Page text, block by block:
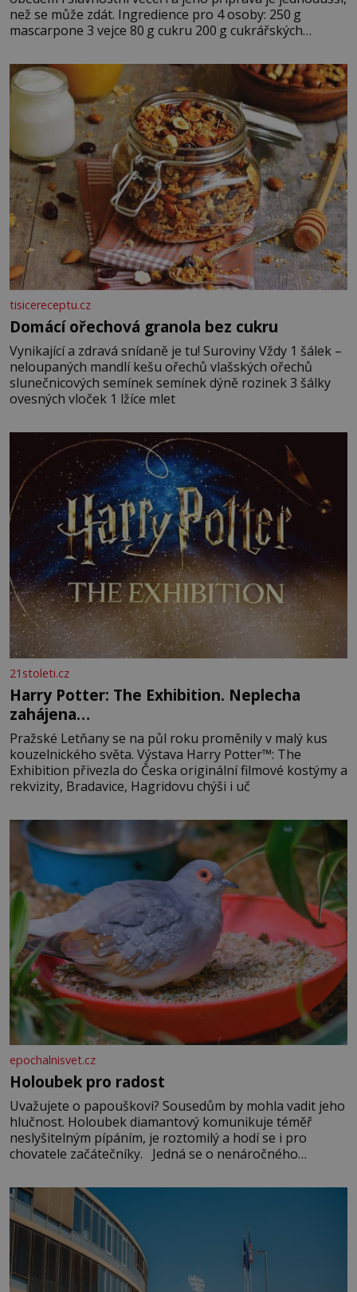
než se může zdát. Ingredience pro 4 osoby: 250 g
mascarpone 3 vejce 80 g cukru 200 g cukrářských
posypání Postup: Oddělte žloutky od bílků. Žloutky
vyšlehejte s cukrem do světlé pěny a postupně do nich
vmíchejte mascarpone, aby vznikl hladký
tisicereceptu.cz
Domácí ořechová granola bez cukru
Vynikající a zdravá snídaně je tu! Suroviny Vždy 1 šálek –
neloupaných mandlí kešu ořechů vlašských ořechů
slunečnicových semínek semínek dýně rozinek 3 šálky
ovesných vloček 1 lžíce mlet
21stoleti.cz
Harry Potter: The Exhibition. Neplecha
zahájena…
Pražské Letňany se na půl roku proměnily v malý kus
kouzelnického světa. Výstava Harry Potter™: The
Exhibition přivezla do Česka originální filmové kostýmy a
rekvizity, Bradavice, Hagridovu chýši i uč
epochalnisvet.cz
Holoubek pro radost
Uvažujete o papouškovi? Sousedům by mohla vadit jeho
hlučnost. Holoubek diamantový komunikuje téměř
neslyšitelným pípáním, je roztomilý a hodí se i pro
chovatele začátečníky. Jedná se o nenáročného
času tráví na zemi, kde sbírá zbytky semínek Jeho
domovinou je prakticky celá Austrálie s výjimkou
pobřežní oblasti.